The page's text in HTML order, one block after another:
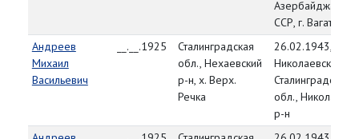
ССР, г. Вагатолы
Андреев
Михаил
Васильевич
__.__.1925
Сталинградская
обл., Нехаевский
р-н, х. Верх.
Речка
26.02.1943,
Николаевский
Сталинградская
обл.,
р-н